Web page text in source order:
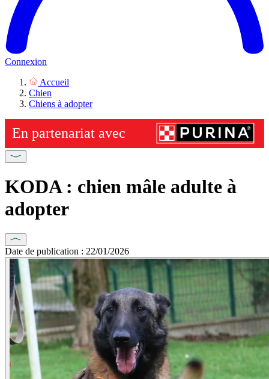
Connexion
Accueil
Chien
Chiens à adopter
KODA : chien mâle adulte à
adopter
Date de publication : 22/01/2026